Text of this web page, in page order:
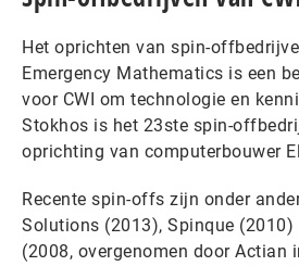
Het oprichten van spin-
Emergency Mathematics is een
voor CWI om technologie en
Stokhos is het 23ste spin-
oprichting van computerbouwer
Recente spin-offs zijn onder
Solutions (2013), Spinque (2010)
(2008, overgenomen door Actian